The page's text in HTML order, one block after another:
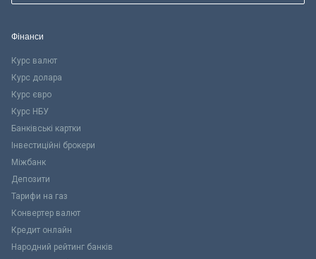
Фінанси
Курс валют
Курс долара
Курс євро
Курс НБУ
Банківські картки
Інвестиційні брокери
Міжбанк
Депозити
Тарифи на газ
Конвертер валют
Кредит онлайн
Народний рейтинг банків